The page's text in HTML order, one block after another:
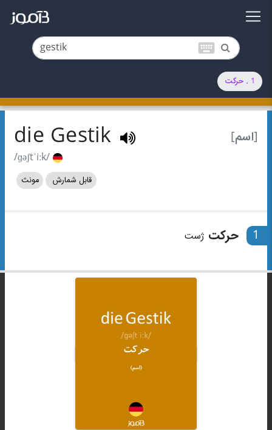
keyboard
1 . حرکت
[اسم] die Gestik
/ɡəʃtˈiːk/
قابل شمارش مونث
1 حرکت ژست